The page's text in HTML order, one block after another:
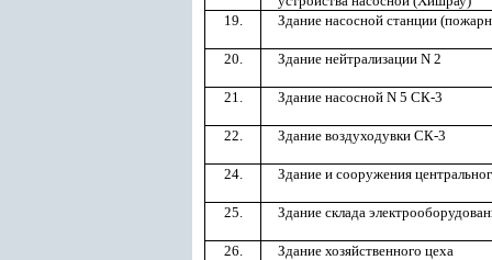
19.
Здание насосной станции
20. Здание нейтрализации N 2
21. Здание насосной N 5 СК-3
22. Здание воздуходувки СК-3
24. Здание и сооружения
25. Здание склада
26. Здание хозяйственного цеха